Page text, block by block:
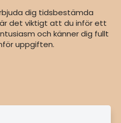
dig tidsbestämda
det viktigt att du inför ett
och känner dig fullt
uppgiften.